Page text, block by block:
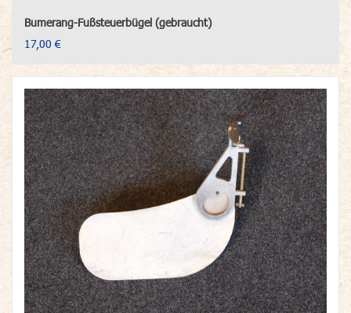
Bumerang-Fußsteuerbügel (gebraucht)
17,00 €